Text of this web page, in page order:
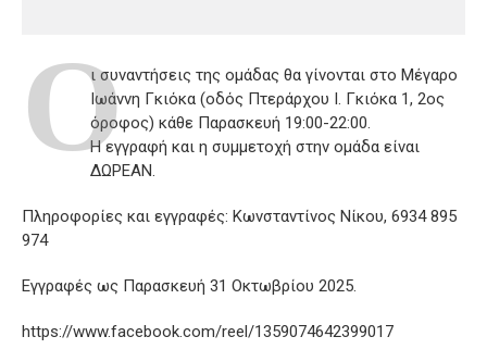
Οι συναντήσεις της ομάδας θα γίνονται στο Μέγαρο
Ιωάννη Γκιόκα (οδός Πτεράρχου Ι. Γκιόκα 1, 2ος
όροφος) κάθε Παρασκευή 19:00-22:00.
Η εγγραφή και η συμμετοχή στην ομάδα είναι
ΔΩΡΕΑΝ.
Πληροφορίες και εγγραφές: Κωνσταντίνος Νίκου, 6934 895
974
Εγγραφές ως Παρασκευή 31 Οκτωβρίου 2025.
https://www.facebook.com/reel/1359074642399017